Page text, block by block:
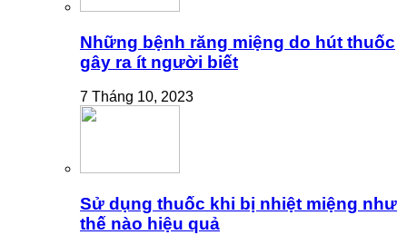
Những bệnh răng miệng do hút thuốc
gây ra ít người biết
7 Tháng 10, 2023
Sử dụng thuốc khi bị nhiệt miệng như
thế nào hiệu quả